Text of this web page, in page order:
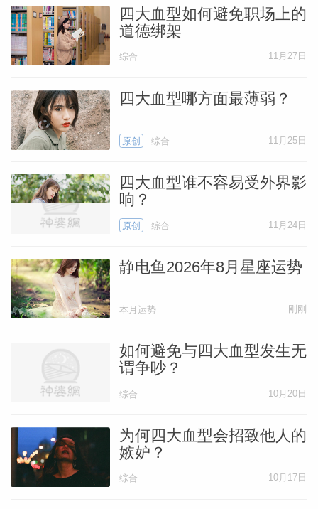
四大血型如何避免职场上的
道德绑架
综合 11月27日
四大血型哪方面最薄弱？
原创 综合 11月25日
四大血型谁不容易受外界影
响？
原创 综合 11月24日
静电鱼2026年8月星座运势
本月运势 刚刚
如何避免与四大血型发生无
谓争吵？
综合 10月20日
为何四大血型会招致他人的
嫉妒？
综合 10月17日